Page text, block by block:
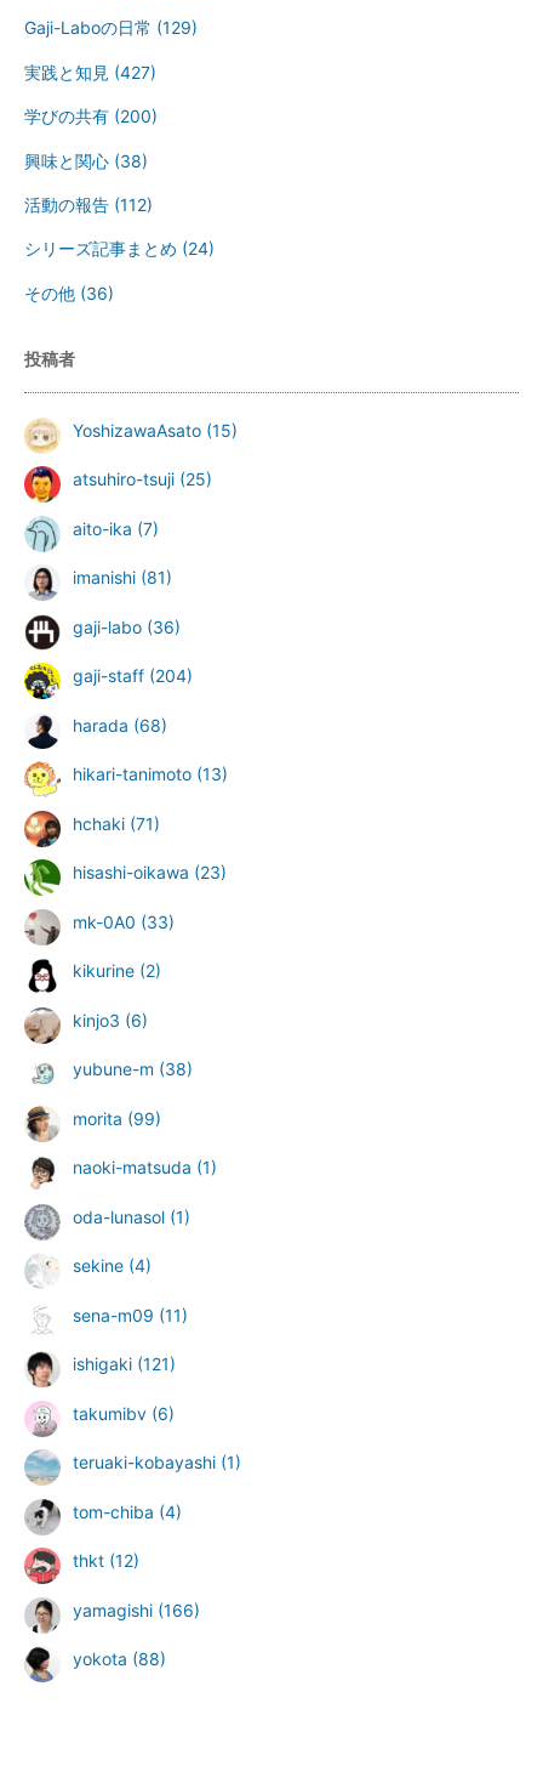
Gaji-Laboの日常 (129)
実践と知見 (427)
学びの共有 (200)
興味と関心 (38)
活動の報告 (112)
シリーズ記事まとめ (24)
その他 (36)
投稿者
YoshizawaAsato (15)
atsuhiro-tsuji (25)
aito-ika (7)
imanishi (81)
gaji-labo (36)
gaji-staff (204)
harada (68)
hikari-tanimoto (13)
hchaki (71)
hisashi-oikawa (23)
mk-0A0 (33)
kikurine (2)
kinjo3 (6)
yubune-m (38)
morita (99)
naoki-matsuda (1)
oda-lunasol (1)
sekine (4)
sena-m09 (11)
ishigaki (121)
takumibv (6)
teruaki-kobayashi (1)
tom-chiba (4)
thkt (12)
yamagishi (166)
yokota (88)